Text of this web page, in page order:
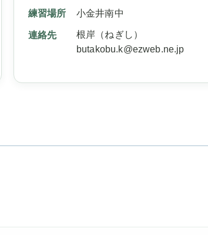
練習場所 小金井南中
連絡先
根岸（ねぎし）
butakobu.k@ezweb.ne.jp